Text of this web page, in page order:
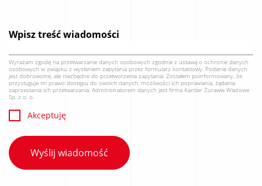
Wpisz treść wiadomości
Wyrażam zgodę na przetwarzanie danych osobowych zgodnie z ustawą o ochronie danych
osobowych w związku z wysłaniem zapytania przez formularz kontaktowy. Podanie danych
jest dobrowolne, ale niezbędne do przetworzenia zapytania. Zostałem poinformowany, że
przysługuje mi prawo dostępu do swoich danych, możliwości ich poprawiania, żądania
zaprzestania ich przetwarzania. Administratorem danych jest firma Kantier Żurawie Wieżowe
Sp. z o. o.
Akceptuję